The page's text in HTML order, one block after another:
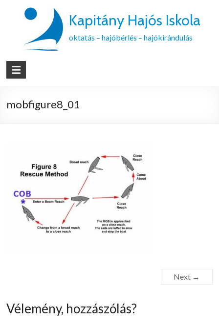
Kapitány Hajós Iskola
oktatás – hajóbérlés – hajókirándulás
mobfigure8_01
Next →
Vélemény, hozzászólás?